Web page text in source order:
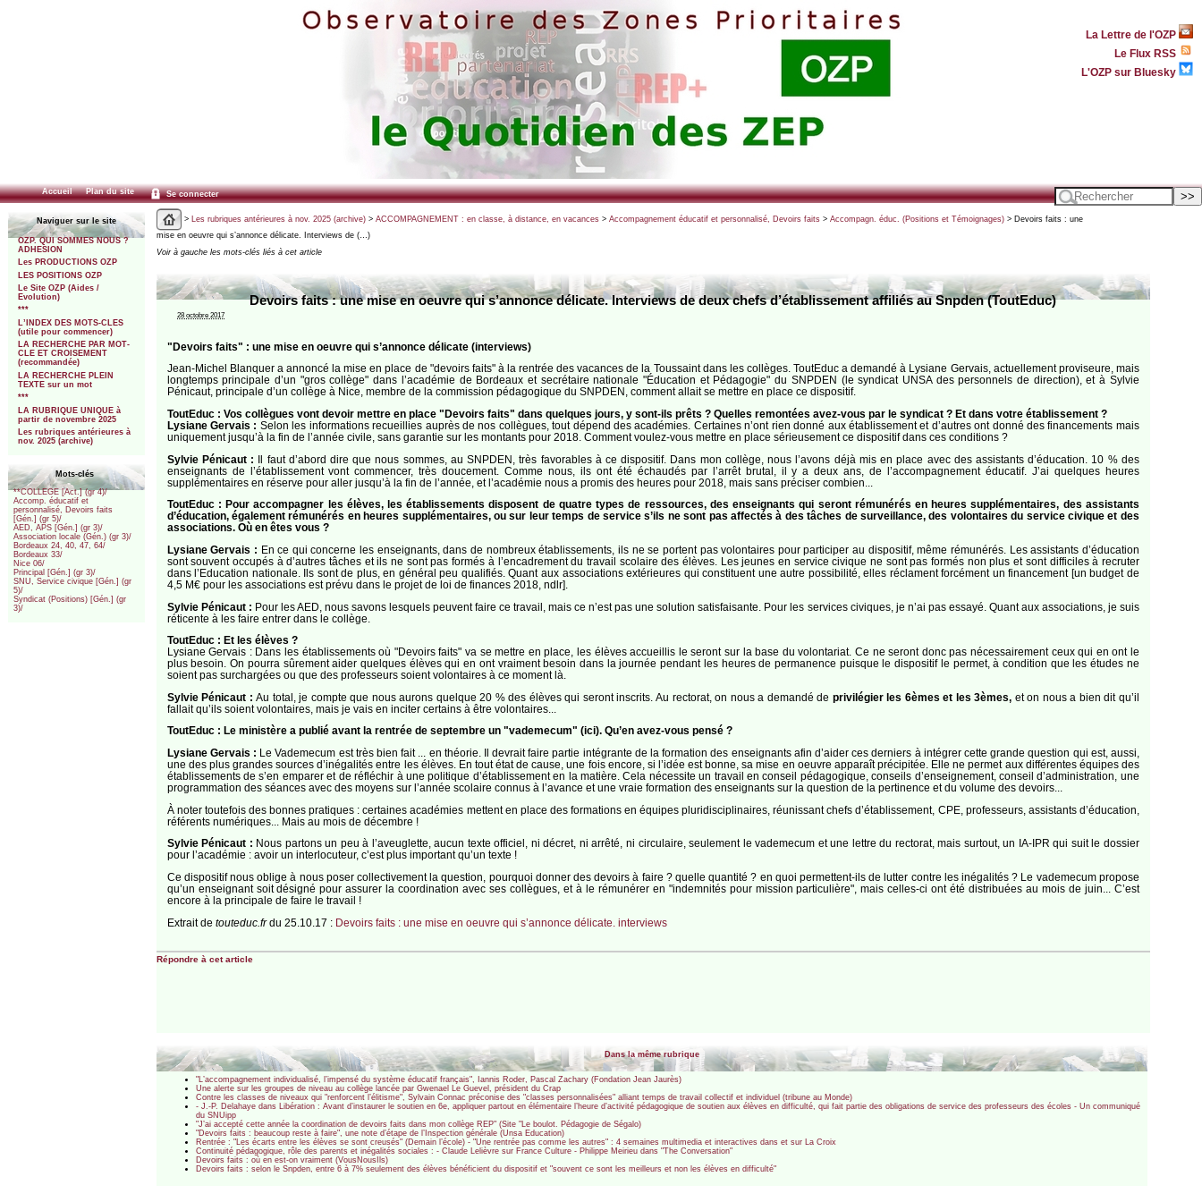
La Lettre de l'OZP
Le Flux RSS
L'OZP sur Bluesky
Accueil Plan du site Se connecter
Naviguer sur le site
OZP. QUI SOMMES NOUS ?
ADHESION
Les PRODUCTIONS OZP
LES POSITIONS OZP
Le Site OZP (Aides /
Evolution)
***
L’INDEX DES MOTS-CLES
(utile pour commencer)
LA RECHERCHE PAR MOT-
CLE ET CROISEMENT
(recommandée)
LA RECHERCHE PLEIN
TEXTE sur un mot
***
LA RUBRIQUE UNIQUE à
partir de novembre 2025
Les rubriques antérieures à
nov. 2025 (archive)
Mots-clés
**COLLEGE [Act.] (gr 4)/
Accomp. éducatif et
personnalisé, Devoirs faits
[Gén.] (gr 5)/
AED, APS [Gén.] (gr 3)/
Association locale (Gén.) (gr 3)/
Bordeaux 24, 40, 47, 64/
Bordeaux 33/
Nice 06/
Principal [Gén.] (gr 3)/
SNU, Service civique [Gén.] (gr
5)/
Syndicat (Positions) [Gén.] (gr
3)/
> Les rubriques antérieures à nov. 2025 (archive)> ACCOMPAGNEMENT : en classe, à distance, en vacances> Accompagnement éducatif et personnalisé, Devoirs faits> Accompagn. éduc. (Positions et Témoignages)> Devoirs faits : une
mise en oeuvre qui s’annonce délicate. Interviews de (…)
Voir à gauche les mots-clés liés à cet article
Devoirs faits : une mise en oeuvre qui s’annonce délicate. Interviews de deux chefs d’établissement affiliés au Snpden (ToutEduc)
28 octobre 2017
"Devoirs faits" : une mise en oeuvre qui s’annonce délicate (interviews)
Jean-Michel Blanquer a annoncé la mise en place de "devoirs faits" à la rentrée des vacances de la Toussaint dans les collèges. ToutEduc a demandé à Lysiane Gervais, actuellement proviseure, mais
longtemps principale d’un "gros collège" dans l’académie de Bordeaux et secrétaire nationale "Éducation et Pédagogie" du SNPDEN (le syndicat UNSA des personnels de direction), et à Sylvie
Pénicaut, principale d’un collège à Nice, membre de la commission pédagogique du SNPDEN, comment allait se mettre en place ce dispositif.
ToutEduc : Vos collègues vont devoir mettre en place "Devoirs faits" dans quelques jours, y sont-ils prêts ? Quelles remontées avez-vous par le syndicat ? Et dans votre établissement ?
Lysiane Gervais : Selon les informations recueillies auprès de nos collègues, tout dépend des académies. Certaines n’ont rien donné aux établissement et d’autres ont donné des financements mais
uniquement jusqu’à la fin de l’année civile, sans garantie sur les montants pour 2018. Comment voulez-vous mettre en place sérieusement ce dispositif dans ces conditions ?
Sylvie Pénicaut : Il faut d’abord dire que nous sommes, au SNPDEN, très favorables à ce dispositif. Dans mon collège, nous l’avons déjà mis en place avec des assistants d’éducation. 10 % des
enseignants de l’établissement vont commencer, très doucement. Comme nous, ils ont été échaudés par l’arrêt brutal, il y a deux ans, de l’accompagnement éducatif. J’ai quelques heures
supplémentaires en réserve pour aller jusqu’à la fin de l’année, et l’académie nous a promis des heures pour 2018, mais sans préciser combien...
ToutEduc : Pour accompagner les élèves, les établissements disposent de quatre types de ressources, des enseignants qui seront rémunérés en heures supplémentaires, des assistants
d’éducation, également rémunérés en heures supplémentaires, ou sur leur temps de service s’ils ne sont pas affectés à des tâches de surveillance, des volontaires du service civique et des
associations. Où en êtes vous ?
Lysiane Gervais : En ce qui concerne les enseignants, dans de nombreux établissements, ils ne se portent pas volontaires pour participer au dispositif, même rémunérés. Les assistants d’éducation
sont souvent occupés à d’autres tâches et ils ne sont pas formés à l’encadrement du travail scolaire des élèves. Les jeunes en service civique ne sont pas formés non plus et sont difficiles à recruter
dans l’Education nationale. Ils sont de plus, en général peu qualifiés. Quant aux associations extérieures qui constituent une autre possibilité, elles réclament forcément un financement [un budget de
4,5 M€ pour les associations est prévu dans le projet de loi de finances 2018, ndlr].
Sylvie Pénicaut : Pour les AED, nous savons lesquels peuvent faire ce travail, mais ce n’est pas une solution satisfaisante. Pour les services civiques, je n’ai pas essayé. Quant aux associations, je suis
réticente à les faire entrer dans le collège.
ToutEduc : Et les élèves ?
Lysiane Gervais : Dans les établissements où "Devoirs faits" va se mettre en place, les élèves accueillis le seront sur la base du volontariat. Ce ne seront donc pas nécessairement ceux qui en ont le
plus besoin. On pourra sûrement aider quelques élèves qui en ont vraiment besoin dans la journée pendant les heures de permanence puisque le dispositif le permet, à condition que les études ne
soient pas surchargées ou que des professeurs soient volontaires à ce moment là.
Sylvie Pénicaut :Au total, je compte que nous aurons quelque 20 % des élèves qui seront inscrits. Au rectorat, on nous a demandé de privilégier les 6èmes et les 3èmes, et on nous a bien dit qu’il
fallait qu’ils soient volontaires, mais je vais en inciter certains à être volontaires...
ToutEduc : Le ministère a publié avant la rentrée de septembre un "vademecum" (ici). Qu’en avez-vous pensé ?
Lysiane Gervais :
Le Vademecum est très bien fait ... en théorie. Il devrait faire partie intégrante de la formation des enseignants afin d’aider ces derniers à intégrer cette grande question qui est, aussi,
une des plus grandes sources d’inégalités entre les élèves. En tout état de cause, une fois encore, si l’idée est bonne, sa mise en oeuvre apparaît précipitée. Elle ne permet aux différentes équipes des
établissements de s’en emparer et de réfléchir à une politique d’établissement en la matière. Cela nécessite un travail en conseil pédagogique, conseils d’enseignement, conseil d’administration, une
programmation des séances avec des moyens sur l’année scolaire connus à l’avance et une vraie formation des enseignants sur la question de la pertinence et du volume des devoirs...
À noter toutefois des bonnes pratiques : certaines académies mettent en place des formations en équipes pluridisciplinaires, réunissant chefs d’établissement, CPE, professeurs, assistants d’éducation,
référents numériques... Mais au mois de décembre !
Sylvie Pénicaut : Nous partons un peu à l’aveuglette, aucun texte officiel, ni décret, ni arrêté, ni circulaire, seulement le vademecum et une lettre du rectorat, mais surtout, un IA-IPR qui suit le dossier
pour l’académie : avoir un interlocuteur, c’est plus important qu’un texte !
Ce dispositif nous oblige à nous poser collectivement la question, pourquoi donner des devoirs à faire ? quelle quantité ? en quoi permettent-ils de lutter contre les inégalités ? Le vademecum propose
qu’un enseignant soit désigné pour assurer la coordination avec ses collègues, et à le rémunérer en "indemnités pour mission particulière", mais celles-ci ont été distribuées au mois de juin... C’est
encore à la principale de faire le travail !
Extrait de touteduc.frdu 25.10.17 : Devoirs faits : une mise en oeuvre qui s’annonce délicate. interviews
Répondre à cet article
Dans la même rubrique
"L’accompagnement individualisé, l’impensé du système éducatif français", Iannis Roder, Pascal Zachary (Fondation Jean Jaurès)
Une alerte sur les groupes de niveau au collège lancée par Gwenael Le Guevel, président du Crap
Contre les classes de niveaux qui "renforcent l’élitisme", Sylvain Connac préconise des "classes personnalisées" alliant temps de travail collectif et individuel (tribune au Monde)
- J.-P. Delahaye dans Libération : Avant d’instaurer le soutien en 6e, appliquer partout en élémentaire l’heure d’activité pédagogique de soutien aux élèves en difficulté, qui fait partie des obligations de service des professeurs des écoles - Un communiqué
du SNUipp
"J’ai accepté cette année la coordination de devoirs faits dans mon collège REP" (Site "Le boulot. Pédagogie de Ségalo)
"Devoirs faits : beaucoup reste à faire", une note d’étape de l’Inspection générale (Unsa Education)
Rentrée : "Les écarts entre les élèves se sont creusés" (Demain l’école) - "Une rentrée pas comme les autres" : 4 semaines multimedia et interactives dans et sur La Croix
Continuité pédagogique, rôle des parents et inégalités sociales : - Claude Lelièvre sur France Culture - Philippe Meirieu dans "The Conversation"
Devoirs faits : où en est-on vraiment (VousNousIls)
Devoirs faits : selon le Snpden, entre 6 à 7% seulement des élèves bénéficient du dispositif et "souvent ce sont les meilleurs et non les élèves en difficulté"